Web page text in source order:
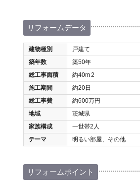
リフォームデータ
建物種別
戸建て
築年数
築50年
総工事面積
約40m2
施工期間
約20日
総工事費
約600万円
地域
茨城県
家族構成
一世帯2人
テーマ
明るい部屋、その他
リフォームポイント